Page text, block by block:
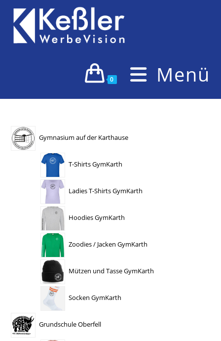
Inhalt
springen
0 Menü
Gymnasium auf der Karthause
T-Shirts GymKarth
Ladies T-Shirts GymKarth
Hoodies GymKarth
Zoodies / Jacken GymKarth
Mützen und Tasse GymKarth
Socken GymKarth
Grundschule Oberfell